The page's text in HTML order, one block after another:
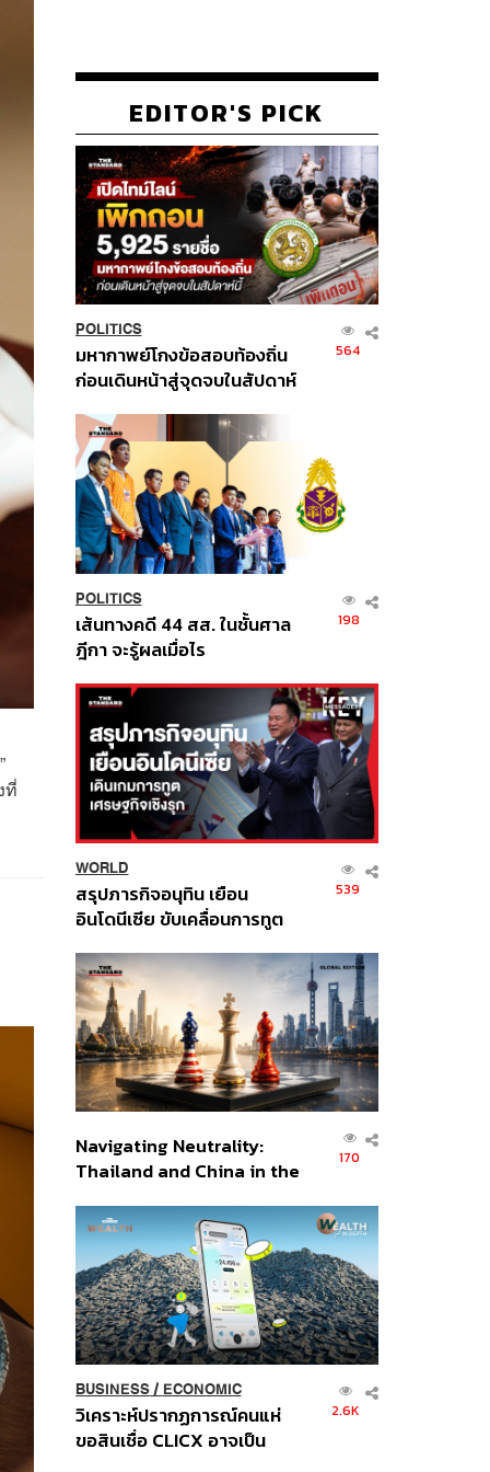
ที่
EDITOR'S PICK
POLITICS
มหากาพย์โกงข้อสอบท้องถิ่น
ก่อนเดินหน้าสู่จุดจบในสัปดาห์
564
POLITICS
เส้นทางคดี 44 สส. ในชั้นศาล
ฎีกา จะรู้ผลเมื่อไร
198
WORLD
สรุปภารกิจอนุทิน เยือน
อินโดนีเซีย ขับเคลื่อนการทูต
ส่วนยุทธศาสตร์ไทย –
อินโดนีเซีย
539
Navigating Neutrality:
Thailand and China in the
Order
170
BUSINESS/ ECONOMIC
วิเคราะห์ปรากฏการณ์คนแห่
ขอสินเชื่อ CLICX อาจเป็น
2.6K